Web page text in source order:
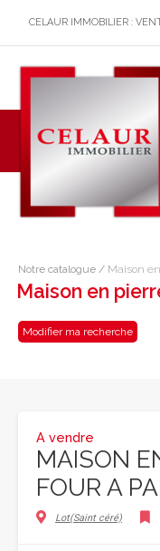
CELAUR IMMOBILIER :
Notre catalogue / Maison
Maison en
Modifier ma recherche
A vendre
MAISON
FOUR A
Lot(Saint céré)